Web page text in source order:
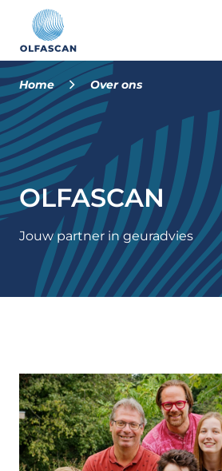
Over ons
Onze diensten
Cases
FAQ
Jobs
Home Over ons
OLFASCAN
Jouw partner in geuradvies